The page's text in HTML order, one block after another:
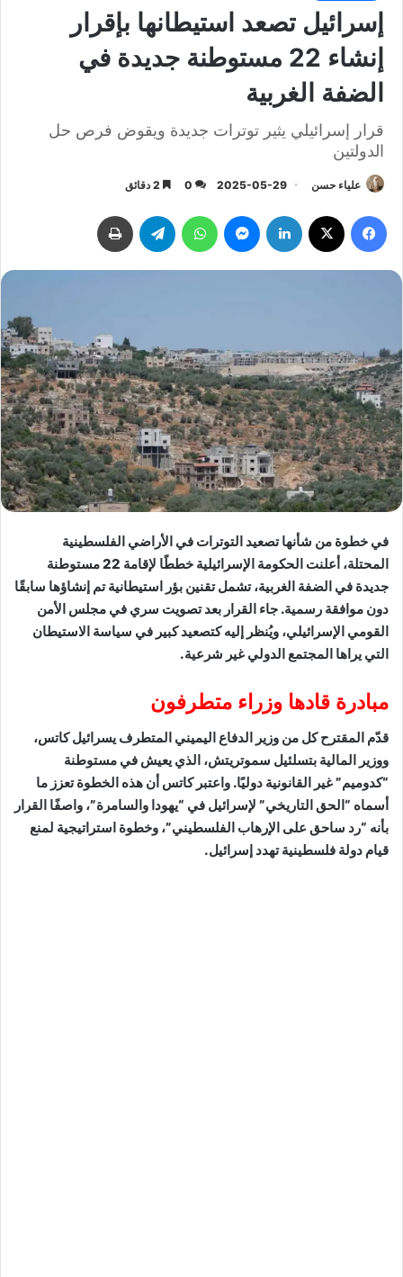
إسرائيل تصعد استيطانها بإقرار
إنشاء 22 مستوطنة جديدة في
الضفة الغربية
قرار إسرائيلي يثير توترات جديدة ويقوض فرص حل
الدولتين
علياء حسن 2025-05-29
0
في خطوة من شأنها تصعيد التوترات في الأراضي الفلسطينية
المحتلة، أعلنت الحكومة الإسرائيلية خططًا لإقامة 22 مستوطنة
جديدة في الضفة الغربية، تشمل تقنين بؤر استيطانية تم إنشاؤها سابقًا
دون موافقة رسمية. جاء القرار بعد تصويت سري في مجلس الأمن
القومي الإسرائيلي، ويُنظر إليه كتصعيد كبير في سياسة الاستيطان
التي يراها المجتمع الدولي غير شرعية.
مبادرة قادها وزراء متطرفون
قدّم المقترح كل من وزير الدفاع اليميني المتطرف يسرائيل كاتس،
ووزير المالية بتسلئيل سموتريتش، الذي يعيش في مستوطنة
“كدوميم” غير القانونية دوليًا. واعتبر كاتس أن هذه الخطوة تعزز ما
أسماه “الحق التاريخي” لإسرائيل في “يهودا والسامرة”، واصفًا القرار
بأنه “رد ساحق على الإرهاب الفلسطيني”، وخطوة استراتيجية لمنع
قيام دولة فلسطينية تهدد إسرائيل.